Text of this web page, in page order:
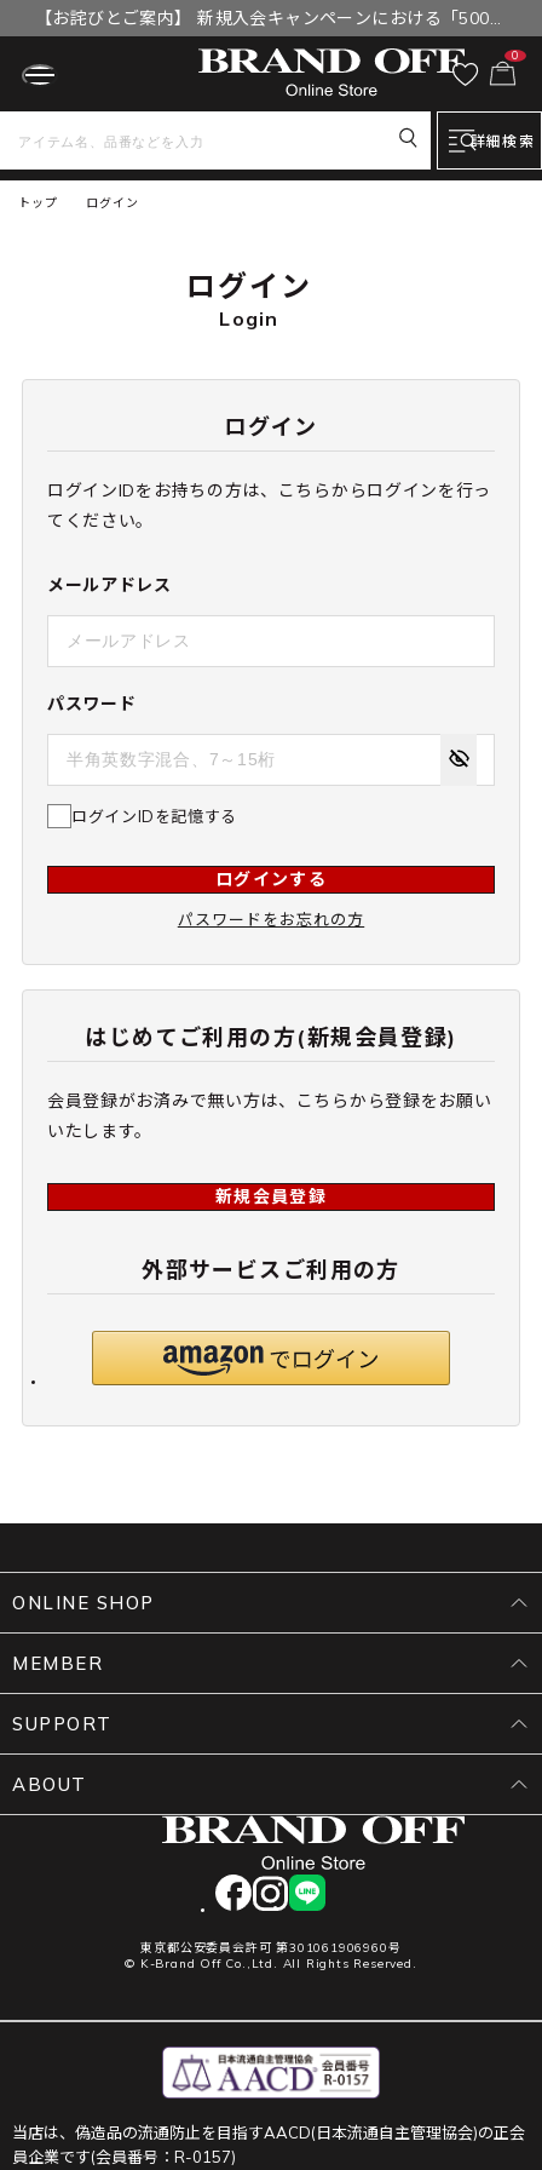
【お詫びとご案内】 新規入会キャンペーンにおける「500円
OFFクーポン」付与漏れと補填について
0
詳細検索
トップ ログイン
ログイン
Login
ログイン
ログインIDをお持ちの方は、こちらからログインを行っ
てください。
メールアドレス
パスワード
ログインIDを記憶する
ログインする
パスワードをお忘れの方
はじめてご利用の方(新規会員登録)
会員登録がお済みで無い方は、こちらから登録をお願い
いたします。
新規会員登録
外部サービスご利用の方
facebookinstagram
LINE
東京都公安委員会許可 第301061906960号
© K-Brand Off Co.,Ltd. All Rights Reserved.
ONLINE SHOP
MEMBER
SUPPORT
ABOUT
当店は、偽造品の流通防止を目指すAACD(日本流通自主管理協会)の正会
員企業です(会員番号：R-0157)